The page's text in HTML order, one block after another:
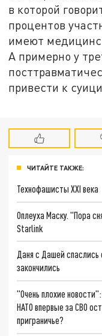
в которой
процентов
имеют
А примерно у
привести к
ЧИТАЙТЕ ТАКЖЕ:
Технофашисты XXI века
Оплеуха Маску. "Пора
Starlink
Даня с Дашей
закончились
"Очень плохие
НАТО впервые за СВО
приграничье?